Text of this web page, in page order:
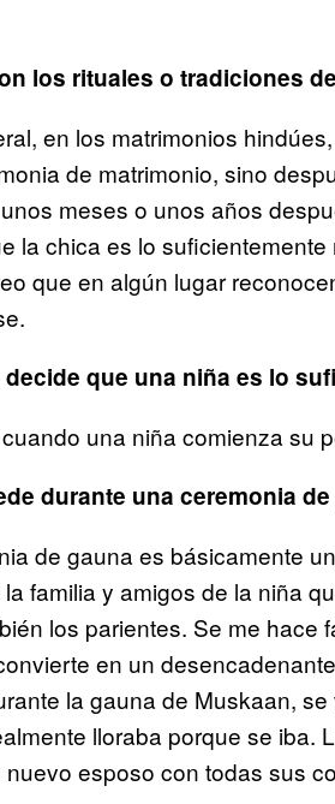
los rituales o tradiciones
en los matrimonios
de matrimonio, sino
meses o unos años
la chica es lo
que en algún lugar
que una niña es lo
una niña comienza su
durante una ceremonia
de gauna es básicamente
familia y amigos de la niña
los parientes. Se me
en un
la gauna de Muskaan,
lloraba porque se iba.
esposo con todas sus